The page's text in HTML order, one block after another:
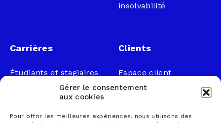
Gérer le consentement
aux cookies
Pour offrir les meilleures expériences, nous utilisons des
insolvabilité
Carrières
Étudiants et stagiaires
Professionnels
Nous joindre
Clients
Espace client
Légal